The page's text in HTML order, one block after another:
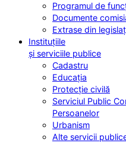
Programul de
Documente
Extrase din
Instituțiile
și serviciile publice
Cadastru
Educația
Protecție civilă
Serviciul Public
Persoanelor
Urbanism
Alte servicii